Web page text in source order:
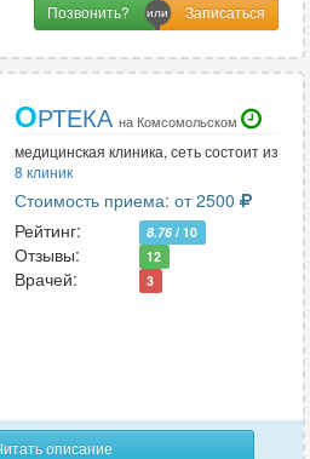
Позвонить?
ОРТЕКА на Комсомольском
медицинская клиника, сеть состоит из
8 клиник
Стоимость приема: от 2500
Рейтинг:
8.76 / 10
Отзывы: 12
Врачей: 3
описание